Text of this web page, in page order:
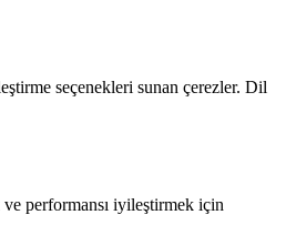
seçenekleri sunan çerezler. Dil
ve performansı iyileştirmek için